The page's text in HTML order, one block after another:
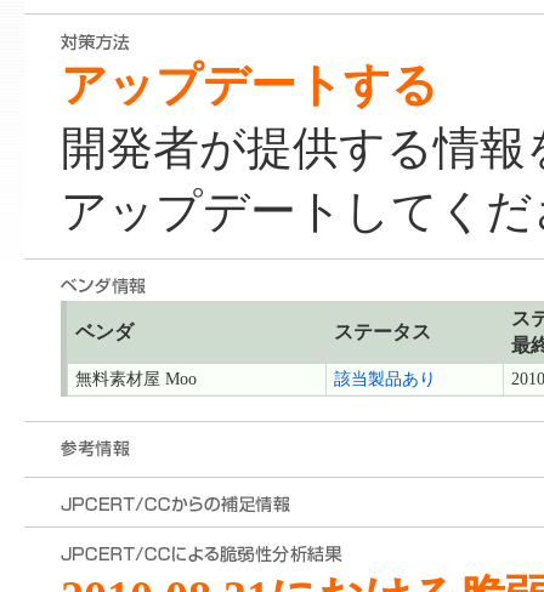
アップデートする
開発者が提供する情
アップデートしてく
ベンダ ステータス
ス
最
無料素材屋 Moo 該当製品あり